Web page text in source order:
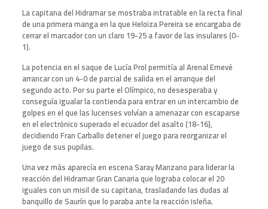
La capitana del Hidramar se mostraba intratable en la recta final
de una primera manga en la que Heloiza Pereira se encargaba de
cerrar el marcador con un claro 19-25 a favor de las insulares (0-
1).
La potencia en el saque de Lucía Prol permitía al Arenal Emevé
arrancar con un 4-0 de parcial de salida en el arranque del
segundo acto. Por su parte el Olímpico, no desesperaba y
conseguía igualar la contienda para entrar en un intercambio de
golpes en el que las lucenses volvían a amenazar con escaparse
en el electrónico superado el ecuador del asalto (18-16),
decidiendo Fran Carballo detener el juego para reorganizar el
juego de sus pupilas.
Una vez más aparecía en escena Saray Manzano para liderar la
reacción del Hidramar Gran Canaria que lograba colocar el 20
iguales con un misil de su capitana, trasladando las dudas al
banquillo de Saurín que lo paraba ante la reacción isleña.